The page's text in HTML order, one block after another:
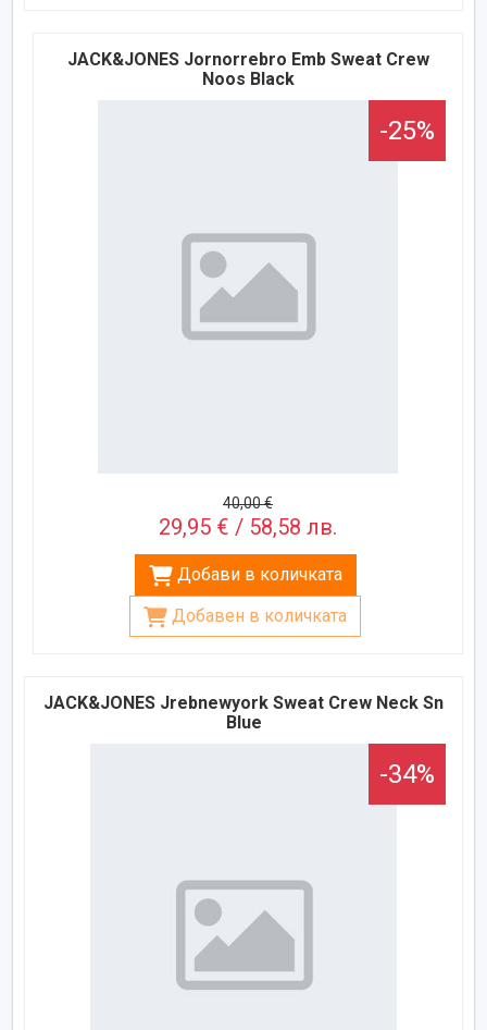
JACK&JONES Jornorrebro Emb Sweat Crew
Noos Black
-25%
40,00 €
29,95 € / 58,58 лв.
Добави в количката
Добавен в количката
JACK&JONES Jrebnewyork Sweat Crew Neck Sn
Blue
-34%